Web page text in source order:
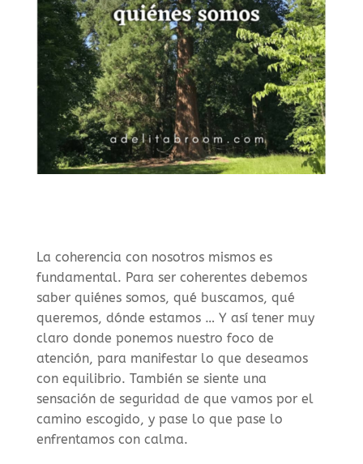
La coherencia con nosotros mismos es
fundamental. Para ser coherentes debemos
saber quiénes somos, qué buscamos, qué
queremos, dónde estamos … Y así tener muy
claro donde ponemos nuestro foco de
atención, para manifestar lo que deseamos
con equilibrio. También se siente una
sensación de seguridad de que vamos por el
camino escogido, y pase lo que pase lo
enfrentamos con calma.